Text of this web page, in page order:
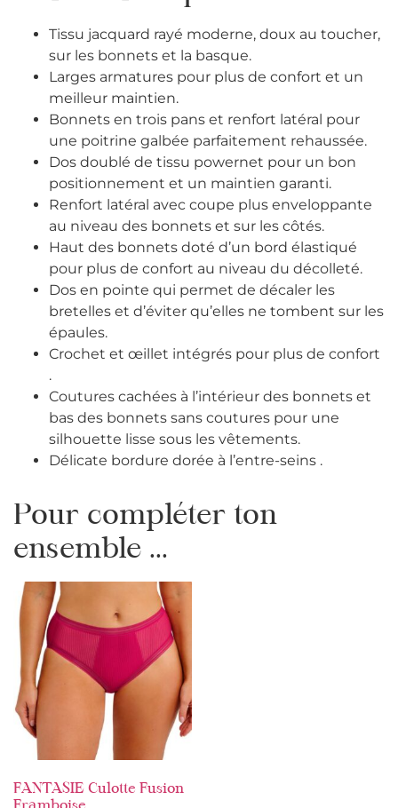
Tissu jacquard rayé moderne, doux au toucher,
sur les bonnets et la basque.
Larges armatures pour plus de confort et un
meilleur maintien.
Bonnets en trois pans et renfort latéral pour
une poitrine galbée parfaitement rehaussée.
Dos doublé de tissu powernet pour un bon
positionnement et un maintien garanti.
Renfort latéral avec coupe plus enveloppante
au niveau des bonnets et sur les côtés.
Haut des bonnets doté d’un bord élastiqué
pour plus de confort au niveau du décolleté.
Dos en pointe qui permet de décaler les
bretelles et d’éviter qu’elles ne tombent sur les
épaules.
Crochet et œillet intégrés pour plus de confort
.
Coutures cachées à l’intérieur des bonnets et
bas des bonnets sans coutures pour une
silhouette lisse sous les vêtements.
Délicate bordure dorée à l’entre-seins .
Pour compléter ton
ensemble ...
FANTASIE Culotte Fusion